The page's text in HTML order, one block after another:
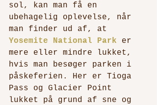
sol, kan man få en
ubehagelig oplevelse, når
man finder ud af, at
Yosemite National Park er
mere eller mindre lukket,
hvis man besøger parken i
påskeferien. Her er Tioga
Pass og Glacier Point
lukket på grund af sne og